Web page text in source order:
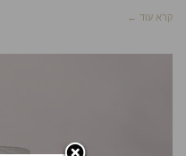
קרא עוד ←